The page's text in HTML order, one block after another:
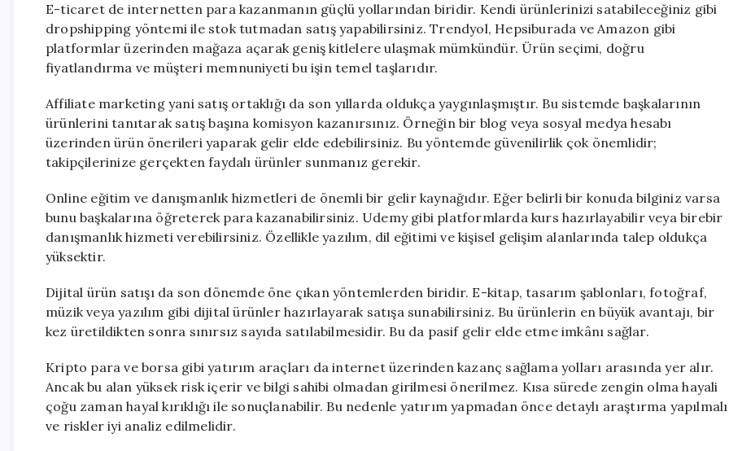
E-ticaret de internetten para kazanmanın güçlü yollarından biridir. Kendi ürünlerinizi satabileceğiniz gibi
dropshipping yöntemi ile stok tutmadan satış yapabilirsiniz. Trendyol, Hepsiburada ve Amazon gibi
platformlar üzerinden mağaza açarak geniş kitlelere ulaşmak mümkündür. Ürün seçimi, doğru
fiyatlandırma ve müşteri memnuniyeti bu işin temel taşlarıdır.
Affiliate marketing yani satış ortaklığı da son yıllarda oldukça yaygınlaşmıştır. Bu sistemde başkalarının
ürünlerini tanıtarak satış başına komisyon kazanırsınız. Örneğin bir blog veya sosyal medya hesabı
üzerinden ürün önerileri yaparak gelir elde edebilirsiniz. Bu yöntemde güvenilirlik çok önemlidir;
takipçilerinize gerçekten faydalı ürünler sunmanız gerekir.
Online eğitim ve danışmanlık hizmetleri de önemli bir gelir kaynağıdır. Eğer belirli bir konuda bilginiz varsa
bunu başkalarına öğreterek para kazanabilirsiniz. Udemy gibi platformlarda kurs hazırlayabilir veya birebir
danışmanlık hizmeti verebilirsiniz. Özellikle yazılım, dil eğitimi ve kişisel gelişim alanlarında talep oldukça
yüksektir.
Dijital ürün satışı da son dönemde öne çıkan yöntemlerden biridir. E-kitap, tasarım şablonları, fotoğraf,
müzik veya yazılım gibi dijital ürünler hazırlayarak satışa sunabilirsiniz. Bu ürünlerin en büyük avantajı, bir
kez üretildikten sonra sınırsız sayıda satılabilmesidir. Bu da pasif gelir elde etme imkânı sağlar.
Kripto para ve borsa gibi yatırım araçları da internet üzerinden kazanç sağlama yolları arasında yer alır.
Ancak bu alan yüksek risk içerir ve bilgi sahibi olmadan girilmesi önerilmez. Kısa sürede zengin olma hayali
çoğu zaman hayal kırıklığı ile sonuçlanabilir. Bu nedenle yatırım yapmadan önce detaylı araştırma yapılmalı
ve riskler iyi analiz edilmelidir.